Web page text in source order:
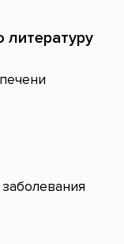
литературу